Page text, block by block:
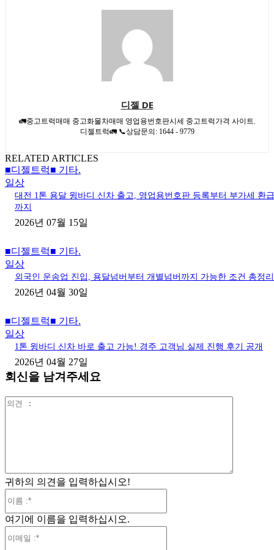
디젤 DE
🚛중고트럭매매 중고화물차매매 영업용번호판시세 중고트럭가격 사이트.
디젤트럭🚛 📞상담문의: 1644 - 9779
RELATED ARTICLES
■디젤트럭■ 기타.
일상
대전 1톤 용달 윙바디 신차 출고, 영업용번호판 등록부터 부가세 환급
까지
2026년 07월 15일
■디젤트럭■ 기타.
일상
외국인 운송업 진입, 용달넘버부터 개별넘버까지 가능한 조건 총정리
2026년 04월 30일
■디젤트럭■ 기타.
일상
1톤 윙바디 신차 바로 출고 가능! 경주 고객님 실제 진행 후기 공개
2026년 04월 27일
회신을 남겨주세요
귀하의 의견을 입력하십시오!
여기에 이름을 입력하십시오.